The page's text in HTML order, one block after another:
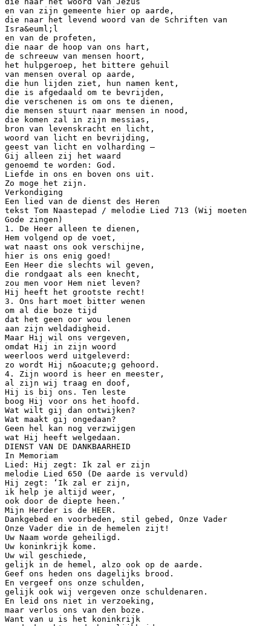
en van zijn gemeente hier op aarde,
die naar het levend woord van de Schriften van
Isra&euml;l
en van de profeten,
die naar de hoop van ons hart,
de schreeuw van mensen hoort,
het hulpgeroep, het bittere gehuil
van mensen overal op aarde,
die hun lijden ziet, hun namen kent,
die is afgedaald om te bevrijden,
die verschenen is om ons te dienen,
die mensen stuurt naar mensen in nood,
die komen zal in zijn messias,
bron van levenskracht en licht,
woord van licht en bevrijding,
geest van licht en volharding –
Gij alleen zij het waard
genoemd te worden: God.
Liefde in ons en boven ons uit.
Zo moge het zijn.
Verkondiging
Een lied van de dienst des Heren
tekst Tom Naastepad / melodie Lied 713 (Wij moeten
Gode zingen)
1. De Heer alleen te dienen,
Hem volgend op de voet,
wat naast ons ook verschijne,
hier is ons enig goed!
Een Heer die slechts wil geven,
die rondgaat als een knecht,
zou men voor Hem niet leven?
Hij heeft het grootste recht!
3. Ons hart moet bitter wenen
om al die boze tijd
dat het geen oor wou lenen
aan zijn weldadigheid.
Maar Hij wil ons vergeven,
omdat Hij in zijn woord
weerloos werd uitgeleverd:
zo wordt Hij n&oacute;g gehoord.
4. Zijn woord is heer en meester,
al zijn wij traag en doof,
Hij is bij ons. Ten leste
boog Hij voor ons het hoofd.
Wat wilt gij dan ontwijken?
Wat maakt gij ongedaan?
Geen hel kan nog verzwijgen
wat Hij heeft welgedaan.
DIENST VAN DE DANKBAARHEID
In Memoriam
Lied: Hij zegt: Ik zal er zijn
melodie Lied 650 (De aarde is vervuld)
Hij zegt: ‘Ik zal er zijn,
ik help je altijd weer,
ook door de diepte heen.’
Mijn Herder is de HEER.
Dankgebed en voorbeden, stil gebed, Onze Vader
Onze Vader die in de hemelen zijt!
Uw Naam worde geheiligd.
Uw koninkrijk kome.
Uw wil geschiede,
gelijk in de hemel, alzo ook op de aarde.
Geef ons heden ons dagelijks brood.
En vergeef ons onze schulden,
gelijk ook wij vergeven onze schuldenaren.
En leid ons niet in verzoeking,
maar verlos ons van den boze.
Want van u is het koninkrijk